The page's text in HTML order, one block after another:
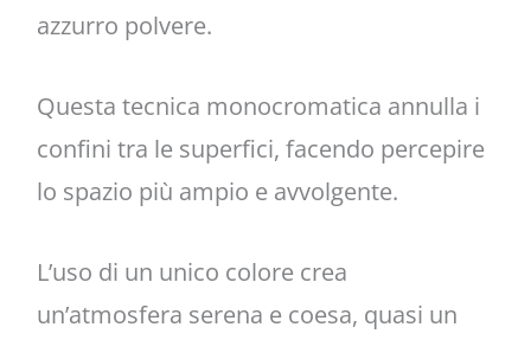
azzurro polvere.
Questa tecnica monocromatica annulla i
confini tra le superfici, facendo percepire
lo spazio più ampio e avvolgente.
L’uso di un unico colore crea
un’atmosfera serena e coesa, quasi un